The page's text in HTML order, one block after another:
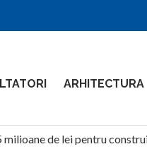
ARHITECTURA
de lei pentru